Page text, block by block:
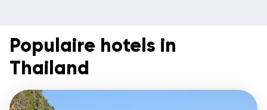
Populaire hotels in
Thailand